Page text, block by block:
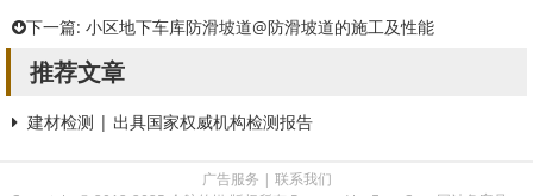
下一篇: 小区地下车库防滑坡道@防滑坡道的施工及性能
推荐文章
建材检测 | 出具国家权威机构检测报告
广告服务 | 联系我们